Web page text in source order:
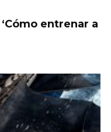
entrenar a